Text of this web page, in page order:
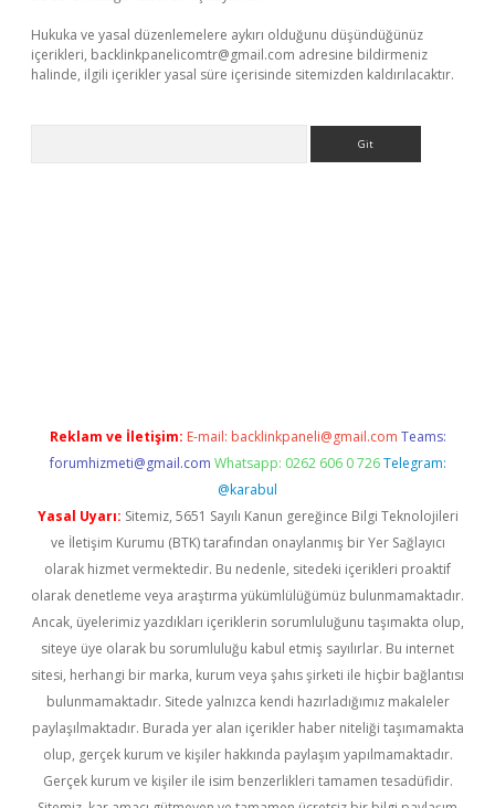
Hukuka ve yasal düzenlemelere aykırı olduğunu düşündüğünüz
içerikleri, backlinkpanelicomtr@gmail.com adresine bildirmeniz
halinde, ilgili içerikler yasal süre içerisinde sitemizden kaldırılacaktır.
Reklam ve İletişim: E-mail: backlinkpaneli@gmail.com Teams:
forumhizmeti@gmail.com Whatsapp: 0262 606 0 726 Telegram:
@karabul
Yasal Uyarı: Sitemiz, 5651 Sayılı Kanun gereğince Bilgi Teknolojileri
ve İletişim Kurumu (BTK) tarafından onaylanmış bir Yer Sağlayıcı
olarak hizmet vermektedir. Bu nedenle, sitedeki içerikleri proaktif
olarak denetleme veya araştırma yükümlülüğümüz bulunmamaktadır.
Ancak, üyelerimiz yazdıkları içeriklerin sorumluluğunu taşımakta olup,
siteye üye olarak bu sorumluluğu kabul etmiş sayılırlar. Bu internet
sitesi, herhangi bir marka, kurum veya şahıs şirketi ile hiçbir bağlantısı
bulunmamaktadır. Sitede yalnızca kendi hazırladığımız makaleler
paylaşılmaktadır. Burada yer alan içerikler haber niteliği taşımamakta
olup, gerçek kurum ve kişiler hakkında paylaşım yapılmamaktadır.
Gerçek kurum ve kişiler ile isim benzerlikleri tamamen tesadüfidir.